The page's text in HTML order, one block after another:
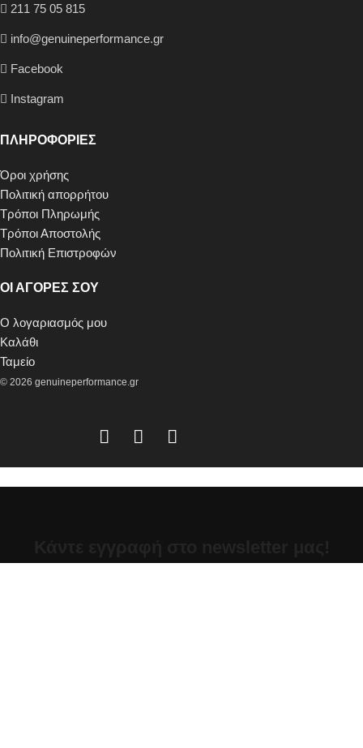
211 75 05 815
info@genuineperformance.gr
Facebook
Instagram
ΠΛΗΡΟΦΟΡΙΕΣ
Όροι χρήσης
Πολιτική απορρήτου
Τρόποι Πληρωμής
Τρόποι Αποστολής
Πολιτική Επιστροφών
ΟΙ ΑΓΟΡΕΣ ΣΟΥ
Ο λογαριασμός μου
Καλάθι
Ταμείο
© 2026 genuineperformance.gr